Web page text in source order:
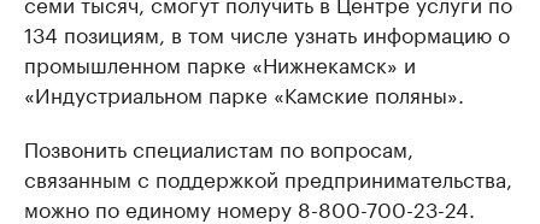
134 позициям, в том числе узнать информацию о
промышленном парке «Нижнекамск» и
«Индустриальном парке «Камские поляны».
Позвонить специалистам по вопросам,
связанным с поддержкой предпринимательства,
можно по единому номеру 8-800-700-23-24.